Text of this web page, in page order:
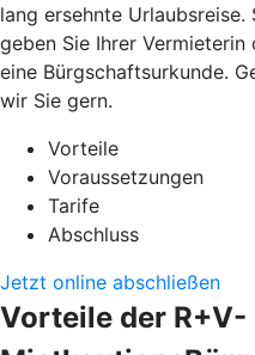
lang ersehnte
geben Sie Ihrer
eine Bürgschaftsurkunde.
wir Sie gern.
Vorteile
Voraussetzungen
Tarife
Abschluss
Jetzt online abschließen
Vorteile der R+V-